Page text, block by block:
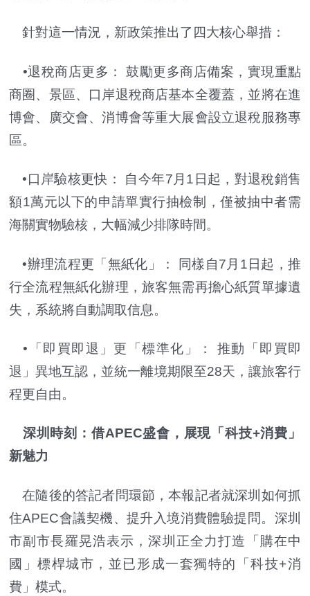
針對這一情況，新政策推出了四大核心舉措：
•退稅商店更多： 鼓勵更多商店備案，實現重點
商圈、景區、口岸退稅商店基本全覆蓋，並將在進
博會、廣交會、消博會等重大展會設立退稅服務專
區。
•口岸驗核更快： 自今年7月1日起，對退稅銷售
額1萬元以下的申請單實行抽檢制，僅被抽中者需
海關實物驗核，大幅減少排隊時間。
•辦理流程更「無紙化」： 同樣自7月1日起，推
行全流程無紙化辦理，旅客無需再擔心紙質單據遺
失，系統將自動調取信息。
•「即買即退」更「標準化」： 推動「即買即
退」異地互認，並統一離境期限至28天，讓旅客行
程更自由。
深圳時刻：借APEC盛會，展現「科技+消費」
新魅力
在隨後的答記者問環節，本報記者就深圳如何抓
住APEC會議契機、提升入境消費體驗提問。深圳
市副市長羅晃浩表示，深圳正全力打造「購在中
國」標桿城市，並已形成一套獨特的「科技+消
費」模式。